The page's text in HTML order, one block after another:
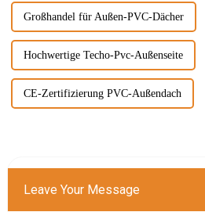
Großhandel für Außen-PVC-Dächer
Hochwertige Techo-Pvc-Außenseite
CE-Zertifizierung PVC-Außendach
Leave Your Message